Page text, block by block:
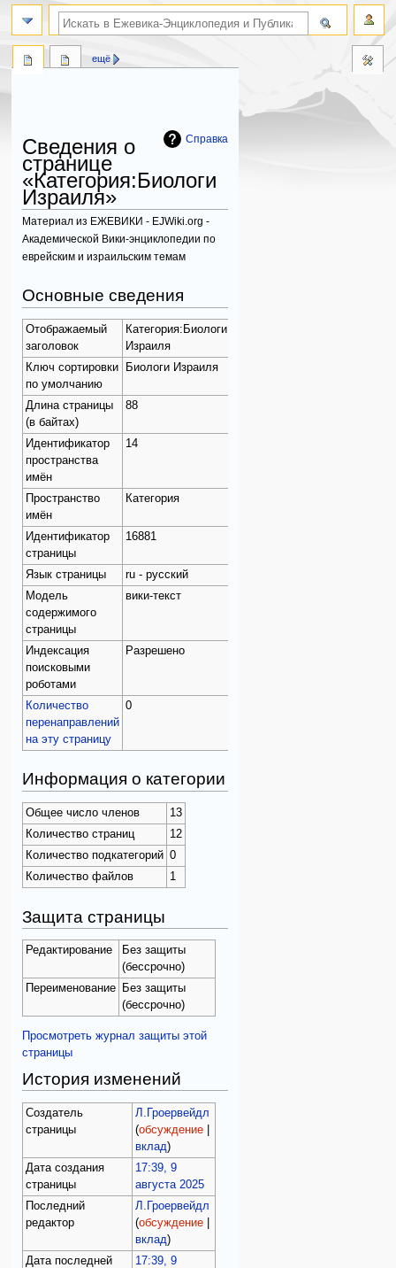
Справка
Сведения о
странице
«Категория:Биологи
Израиля»
Материал из ЕЖЕВИКИ - EJWiki.org -
Академической Вики-энциклопедии по
еврейским и израильским темам
к
навигации
к
поиску
Основные сведения
Отображаемый
заголовок
Категория:Биологи
Израиля
Ключ сортировки
по умолчанию
Биологи Израиля
Длина страницы
(в байтах)
88
Идентификатор
пространства
имён
14
Пространство
имён
Категория
Идентификатор
страницы
16881
Язык страницы
ru - русский
Модель
содержимого
страницы
вики-текст
Индексация
поисковыми
роботами
Разрешено
Количество
перенаправлений
на эту страницу
0
Информация о категории
Общее число членов
13
Количество страниц
12
Количество подкатегорий 0
Количество файлов
1
Защита страницы
Редактирование
Без защиты
(бессрочно)
Переименование
Без защиты
(бессрочно)
Просмотреть журнал защиты этой
страницы
История изменений
Создатель
страницы
Л.Гроервейдл
(обсуждение|
вклад)
Дата создания
страницы
17:39, 9
августа 2025
Последний
редактор
Л.Гроервейдл
(обсуждение|
вклад)
Дата последней
17:39, 9
ещё
поиск по словам